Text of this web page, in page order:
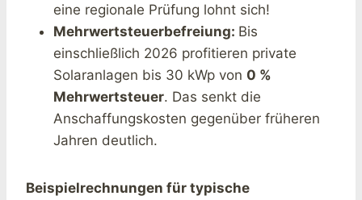
eine regionale Prüfung lohnt sich!
Mehrwertsteuerbefreiung: Bis
einschließlich 2026 profitieren private
Solaranlagen bis 30 kWp von 0 %
Mehrwertsteuer. Das senkt die
Anschaffungskosten gegenüber früheren
Jahren deutlich.
Beispielrechnungen für typische